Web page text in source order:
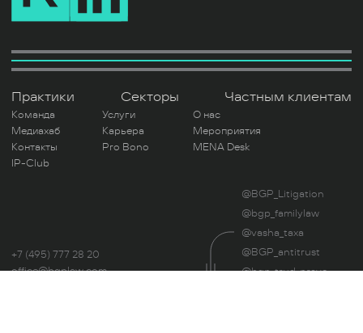
Практики Секторы Частным клиентам
Команда Услуги
О нас
Медиахаб
Карьера
Мероприятия
Контакты
Pro Bono
MENA Desk
IP-Club
+7 (495) 777 28 20
office@bgplaw.com
@BGP_Litigation
@bgp_familylaw
@vasha_taxa
@BGP_antitrust
@bgp_trud_pravo